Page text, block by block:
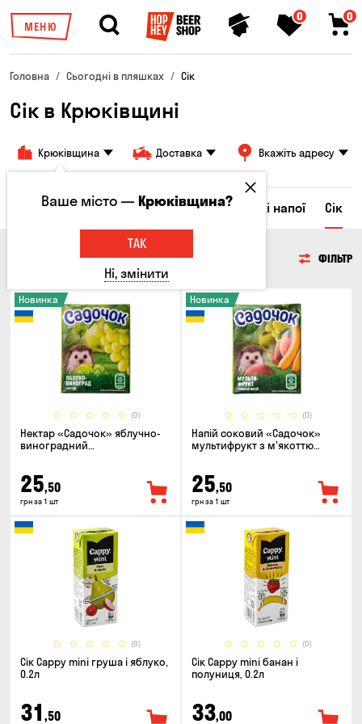
МЕНЮ
0 0
Головна Сьогодні в пляшках Сік
Сік в Крюківщині
Крюківщина Доставка Вкажіть адресу
Вода Енергетичні напої Солодкі напої Сік
ФІЛЬТР
(0)
Новинка
Нектар «Садочок» яблучно-
виноградний
25,50
грн за 1 шт
(0)
Новинка
Напій соковий «Садочок»
мультифрукт з м'якоттю
25,50
грн за 1 шт
(0)
Сік Cappy mini груша і яблуко,
0.2л
31 ,50
(0)
Сік Cappy mini банан і
полуниця, 0.2л
33,00
Ваше місто —Крюківщина?
ТАК
Ні, змінити